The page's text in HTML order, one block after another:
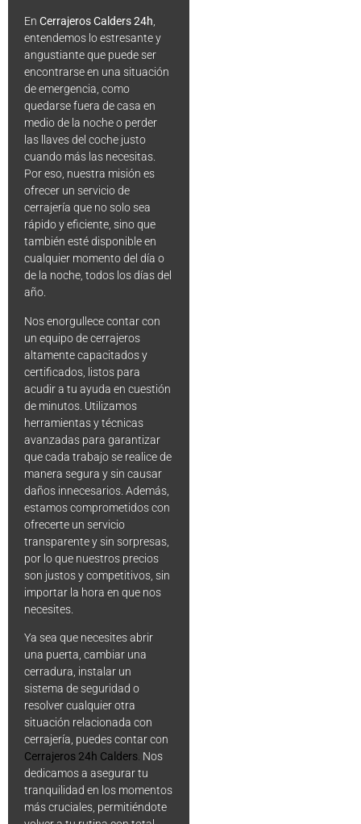
En Cerrajeros Calders 24h,
entendemos lo estresante y
angustiante que puede ser
encontrarse en una situación
de emergencia, como
quedarse fuera de casa en
medio de la noche o perder
las llaves del coche justo
cuando más las necesitas.
Por eso, nuestra misión es
ofrecer un servicio de
cerrajería que no solo sea
rápido y eficiente, sino que
también esté disponible en
cualquier momento del día o
de la noche, todos los días del
año.
Nos enorgullece contar con
un equipo de cerrajeros
altamente capacitados y
certificados, listos para
acudir a tu ayuda en cuestión
de minutos. Utilizamos
herramientas y técnicas
avanzadas para garantizar
que cada trabajo se realice de
manera segura y sin causar
daños innecesarios. Además,
estamos comprometidos con
ofrecerte un servicio
transparente y sin sorpresas,
por lo que nuestros precios
son justos y competitivos, sin
importar la hora en que nos
necesites.
Ya sea que necesites abrir
una puerta, cambiar una
cerradura, instalar un
sistema de seguridad o
resolver cualquier otra
situación relacionada con
cerrajería, puedes contar con
Cerrajeros 24h Calders Nos
dedicamos a asegurar tu
tranquilidad en los momentos
más cruciales, permitiéndote